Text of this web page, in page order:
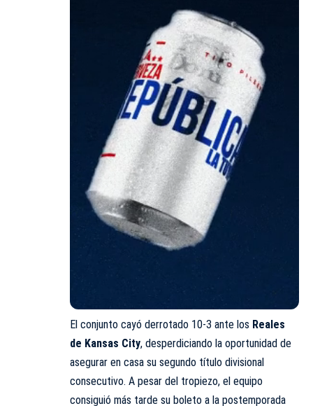
El conjunto cayó derrotado 10-3 ante los Reales
de Kansas City, desperdiciando la oportunidad de
asegurar en casa su segundo título divisional
consecutivo. A pesar del tropiezo, el equipo
consiguió más tarde su boleto a la postemporada